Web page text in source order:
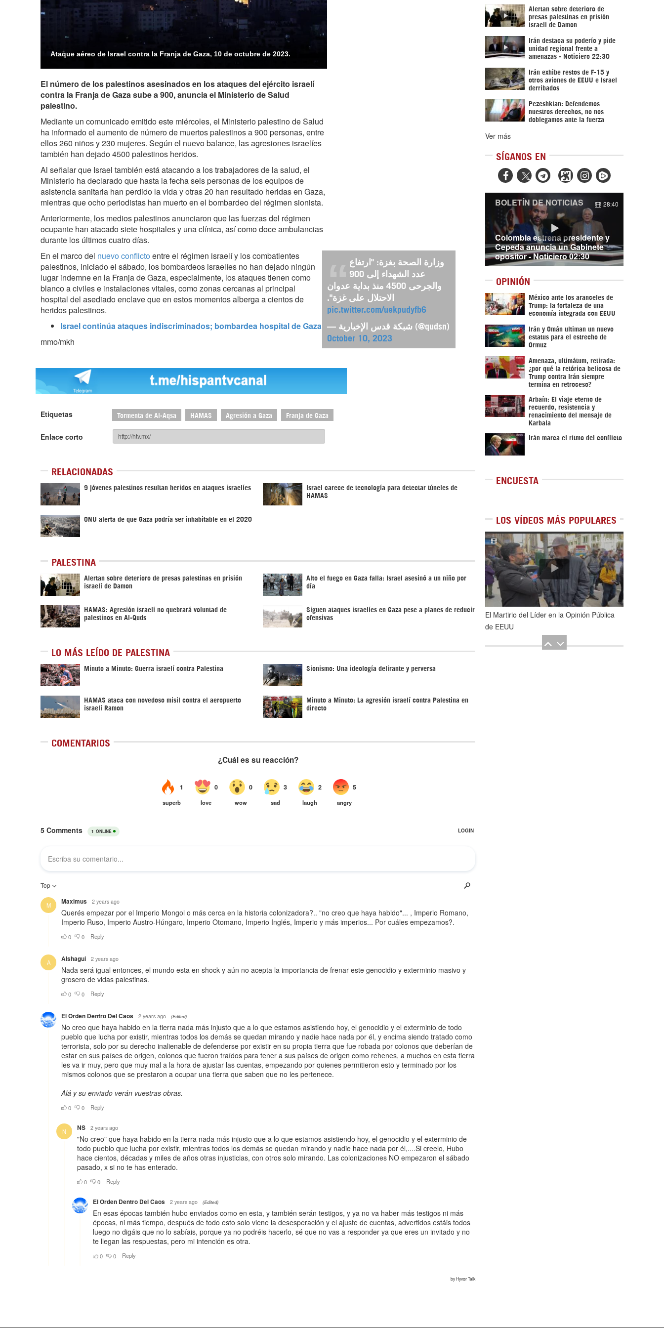
Ataque aéreo de Israel contra la Franja de Gaza, 10 de octubre de 2023.
El número de los palestinos asesinados en los ataques del ejército israelí
contra la Franja de Gaza sube a 900, anuncia el Ministerio de Salud
palestino.
Mediante un comunicado emitido este miércoles, el Ministerio palestino de Salud
ha informado el aumento de número de muertos palestinos a 900 personas, entre
ellos 260 niños y 230 mujeres. Según el nuevo balance, las agresiones israelíes
también han dejado 4500 palestinos heridos.
Al señalar que Israel también está atacando a los trabajadores de la salud, el
Ministerio ha declarado que hasta la fecha seis personas de los equipos de
asistencia sanitaria han perdido la vida y otras 20 han resultado heridas en Gaza,
mientras que ocho periodistas han muerto en el bombardeo del régimen sionista.
Anteriormente, los medios palestinos anunciaron que las fuerzas del régimen
ocupante han atacado siete hospitales y una clínica, así como doce ambulancias
durante los últimos cuatro días.
وزارة الصحة بغزة: "ارتفاع
عدد الشهداء إلى 900
والجرحى 4500 منذ بداية عدوان
الاحتلال على غزة".
pic.twitter.com/uekpudyfb6
— شبكة قدس الإخبارية (@qudsn)
October 10, 2023
En el marco del nuevo conflicto entre el régimen israelí y los combatientes
palestinos, iniciado el sábado, los bombardeos israelíes no han dejado ningún
lugar indemne en la Franja de Gaza, especialmente, los ataques tienen como
blanco a civiles e instalaciones vitales, como zonas cercanas al principal
hospital del asediado enclave que en estos momentos alberga a cientos de
heridos palestinos.
Israel continúa ataques indiscriminados; bombardea hospital de Gaza
mmo/mkh
Etiquetas Tormenta de Al-Aqsa HAMAS Agresión a Gaza Franja de Gaza
Enlace corto
RELACIONADAS
9 jóvenes palestinos resultan heridos en ataques israelíes Israel carece de tecnología para detectar túneles de
HAMAS
ONU alerta de que Gaza podría ser inhabitable en el 2020
PALESTINA
Alertan sobre deterioro de presas palestinas en prisión
israelí de Damon
Alto el fuego en Gaza falla: Israel asesinó a un niño por
día
HAMAS: Agresión israelí no quebrará voluntad de
palestinos en Al-Quds
Siguen ataques israelíes en Gaza pese a planes de reducir
ofensivas
LO MÁS LEÍDO DE PALESTINA
Minuto a Minuto: Guerra israelí contra Palestina Sionismo: Una ideología delirante y perversa
HAMAS ataca con novedoso misil contra el aeropuerto
israelí Ramon
Minuto a Minuto: La agresión israelí contra Palestina en
directo
COMENTARIOS
Alertan sobre deterioro de
presas palestinas en prisión
israelí de Damon
Irán destaca su poderío y pide
unidad regional frente a
amenazas - Noticiero 22:30
Irán exhibe restos de F-15 y
otros aviones de EEUU e Israel
derribados
Pezeshkian: Defendemos
nuestros derechos, no nos
doblegamos ante la fuerza
Ver más
SÍGANOS EN
  
Colombia estrena presidente y
Cepeda anuncia un Gabinete
opositor - Noticiero 02:30
BOLETÍN DE NOTICIAS 28:40
OPINIÓN
México ante los aranceles de
Trump: la fortaleza de una
economía integrada con EEUU
Irán y Omán ultiman un nuevo
estatus para el estrecho de
Ormuz
Amenaza, ultimátum, retirada:
¿por qué la retórica belicosa de
Trump contra Irán siempre
termina en retroceso?
Arbaín: El viaje eterno de
recuerdo, resistencia y
renacimiento del mensaje de
Karbala
Irán marca el ritmo del conflicto
ENCUESTA
LOS VÍDEOS MÁS POPULARES
1de5
El Martirio del Líder en la Opinión Pública
de EEUU